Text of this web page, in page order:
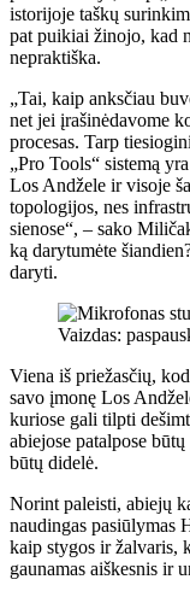
istorijoje taškų
pat puikiai žinojo, kad
nepraktiška.
„Tai, kaip anksčiau
net jei įrašinėdavome
procesas. Tarp
„Pro Tools“ sistemą
Los Andžele ir visoje
topologijos, nes
sienose“, – sako
ką darytumėte
daryti.
Vaizdas:
Viena iš priežasčių,
savo įmonę Los
kuriose gali tilpti
abiejose patalpose
būtų didelė.
Norint paleisti, abiejų
naudingas pasiūlymas
kaip stygos ir žalvaris,
gaunamas aiškesnis ir